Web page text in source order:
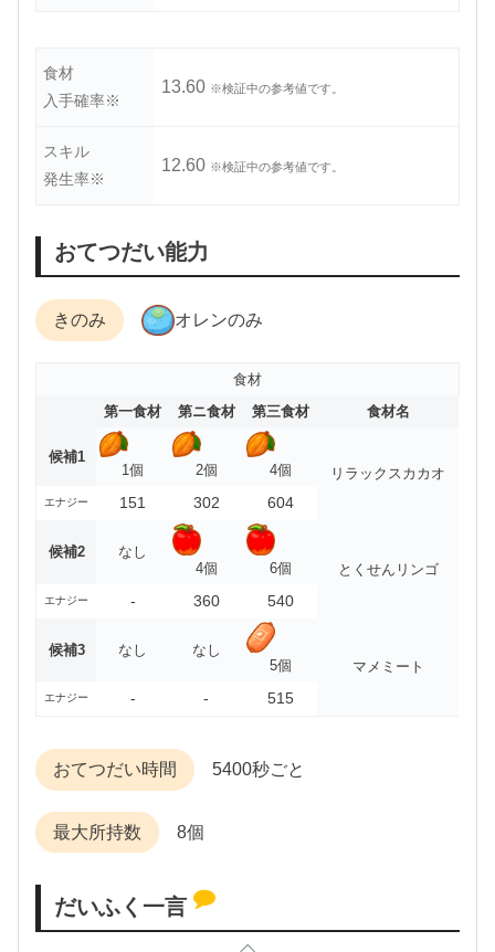
食材
入手確率※
13.60 ※検証中の参考値です。
スキル
発生率※
12.60 ※検証中の参考値です。
おてつだい能力
きのみ オレンのみ
食材
第一食材
第ニ食材 第三食材 食材名
候補1
1個
2個 4個 リラックスカカオ
エナジー 151 302 604
候補2
なし
4個
6個 とくせんリンゴ
エナジー - 360 540
候補3 なし
なし
5個
マメミート
エナジー - - 515
おてつだい時間 5400秒ごと
最大所持数 8個
だいふく一言